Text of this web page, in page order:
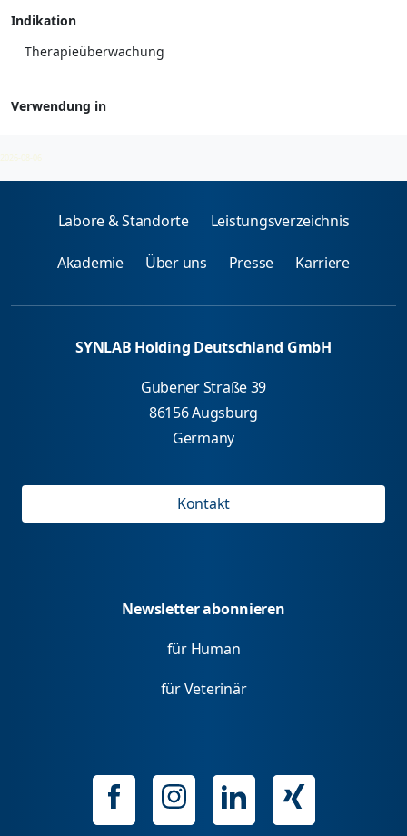
Indikation
Therapieüberwachung
Verwendung in
2026-08-06
Labore & Standorte Leistungsverzeichnis
Akademie Über uns Presse Karriere
SYNLAB Holding Deutschland GmbH
Gubener Straße 39
86156 Augsburg
Germany
Kontakt
Newsletter abonnieren
für Human
für Veterinär